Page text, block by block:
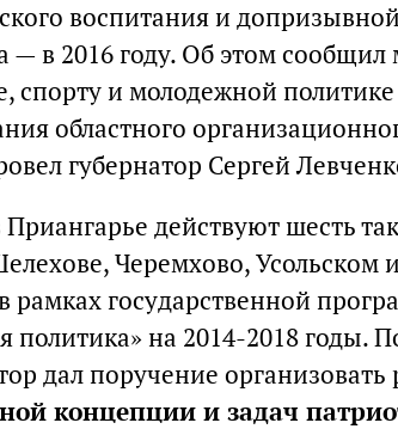
воспитания и
— в 2016 году. Об этом сообщил
спорту и молодежной
областного
губернатор Сергей
действуют шесть
Черемхово, Усольском
рамках государственной
политика» на 2014-2018 годы.
дал поручение
концепции и задач